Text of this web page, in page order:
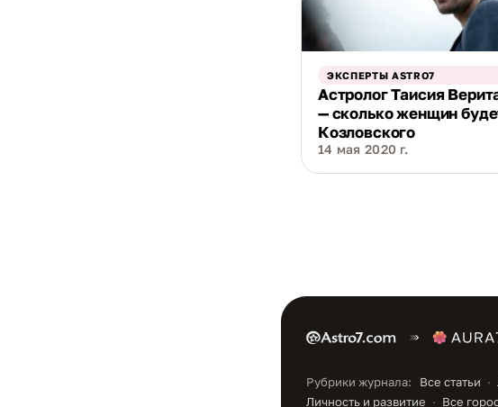
ЭКСПЕРТЫ ASTRO7
Астролог Таисия
— сколько женщин
Козловского
14 мая 2020 г.
Рубрики журнала: Все статьи
Личность и развитие
Все